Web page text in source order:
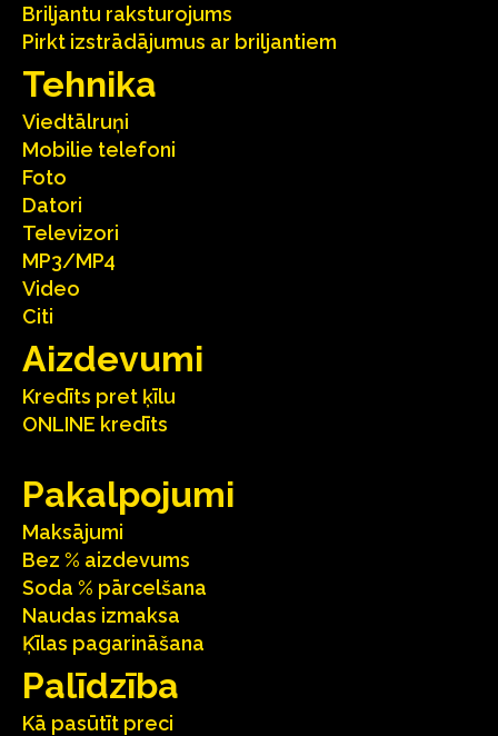
Briljantu raksturojums
Pirkt izstrādājumus ar briljantiem
Tehnika
Viedtālruņi
Mobilie telefoni
Foto
Datori
Televizori
MP3/MP4
Video
Citi
Aizdevumi
Kredīts pret ķīlu
ONLINE kredīts
Pakalpojumi
Maksājumi
Bez % aizdevums
Soda % pārcelšana
Naudas izmaksa
Ķīlas pagarināšana
Palīdzība
Kā pasūtīt preci